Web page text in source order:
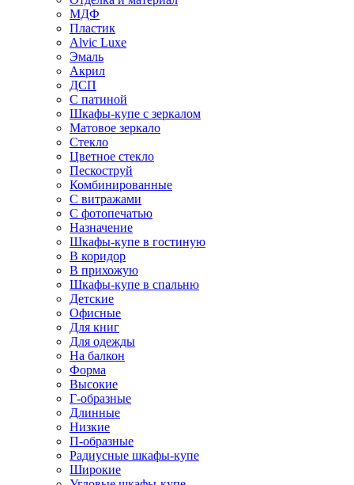
МДФ
Пластик
Alvic Luxe
Эмаль
Акрил
ДСП
С патиной
Шкафы-купе с зеркалом
Матовое зеркало
Стекло
Цветное стекло
Пескоструй
Комбинированные
С витражами
С фотопечатью
Назначение
Шкафы-купе в гостиную
В коридор
В прихожую
Шкафы-купе в спальню
Детские
Офисные
Для книг
Для одежды
На балкон
Форма
Высокие
Г-образные
Длинные
Низкие
П-образные
Радиусные шкафы-купе
Широкие